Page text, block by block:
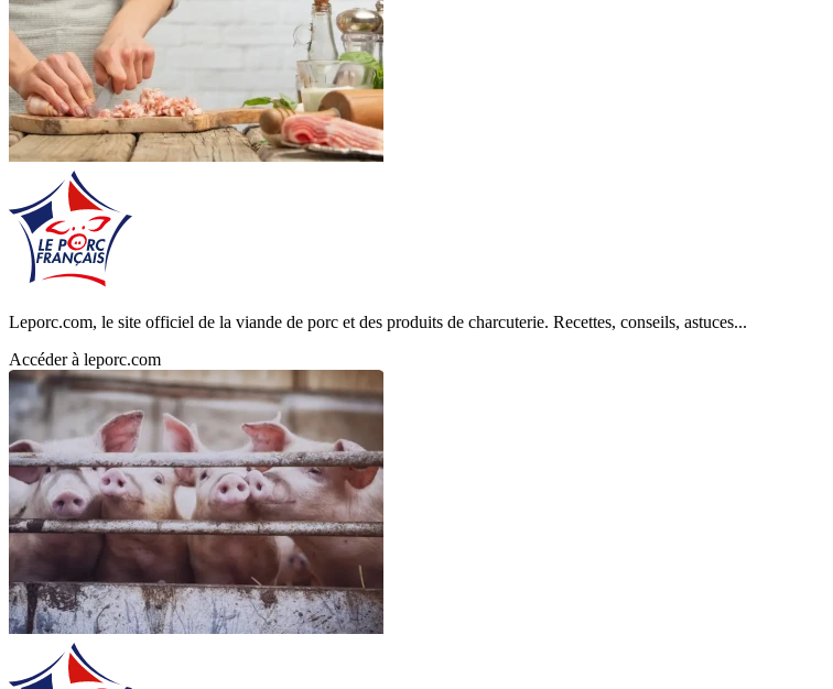
Leporc.com, le site officiel de la viande de porc et des produits de charcuterie. Recettes, conseils, astuces...
Accéder à leporc.com